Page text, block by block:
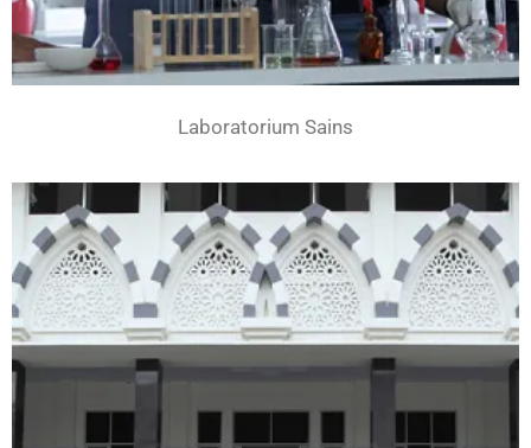
Laboratorium Sains